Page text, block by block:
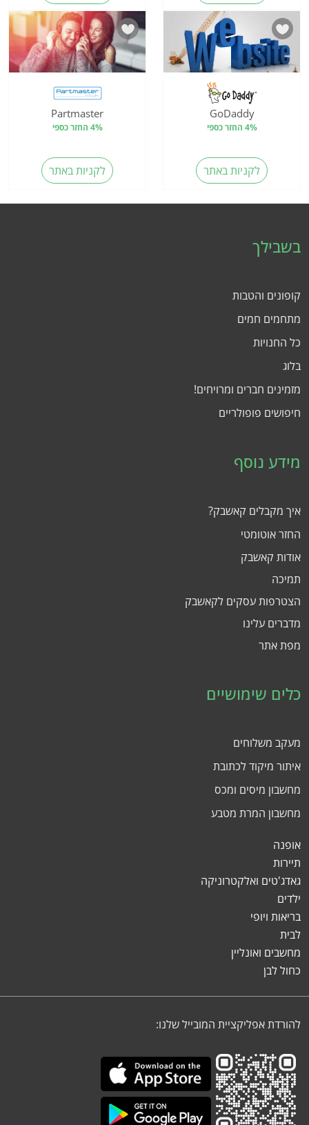
GoDaddy
4% החזר כספי
לקניות באתר
Partmaster
4% החזר כספי
לקניות באתר
בשבילך
קופונים והטבות
מתחמים חמים
כל החנויות
בלוג
מזמינים חברים ומרויחים!
חיפושים פופולריים
מידע נוסף
איך מקבלים קאשבק?
החזר אוטומטי
אודות קאשבק
תמיכה
הצטרפות עסקים לקאשבק
מדברים עלינו
מפת אתר
כלים שימושיים
מעקב משלוחים
איתור מיקוד לכתובת
מחשבון מיסים ומכס
מחשבון המרת מטבע
אופנה
תיירות
גאדג'טים ואלקטרוניקה
ילדים
בריאות ויופי
לבית
מחשבים ואונליין
כחול לבן
להורדת אפליקציית המובייל שלנו: